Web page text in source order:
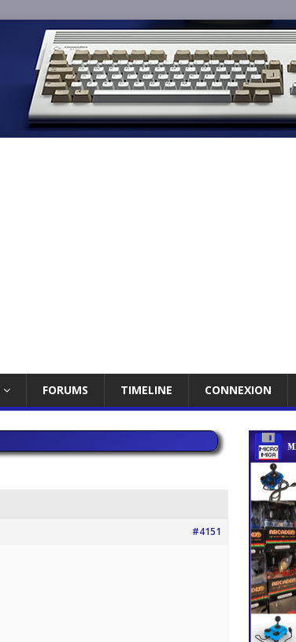
FORUMS TIMELINE CONNEXION
#4151